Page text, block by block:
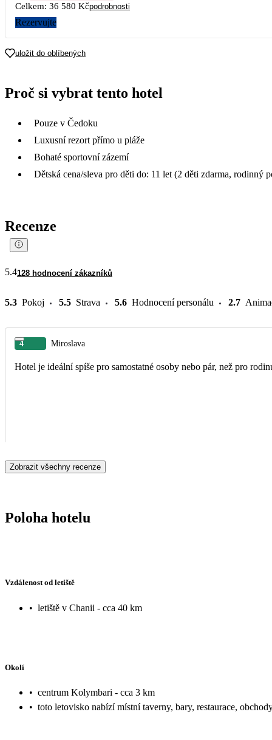
Celkem: 36 580 Kčpodrobnosti
Rezervujte
uložit do oblíbených
Proč si vybrat tento hotel
Pouze v Čedoku
Luxusní rezort přímo u pláže
Bohaté sportovní zázemí
Dětská cena/sleva pro děti do: 11 let (2 děti zdarma, rodinný
Recenze
5.4128 hodnocení zákazníků
5.3 Pokoj 5.5 Strava 5.6 Hodnocení personálu 2.7
4 Miroslava
Hotel je ideální spíše pro samostatné osoby nebo pár, než pro
Zobrazit všechny recenze
Poloha hotelu
Vzdálenost od letiště
• letiště v Chanii - cca 40 km
Okolí
• centrum Kolymbari - cca 3 km
• toto letovisko nabízí místní taverny, bary, restaurace,